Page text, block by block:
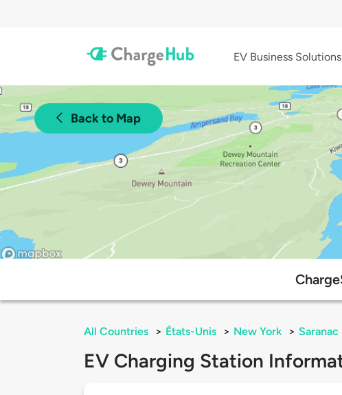
EV Business Solutions
Back to Map
All Countries > États-Unis > New York > Saranac
EV Charging Station